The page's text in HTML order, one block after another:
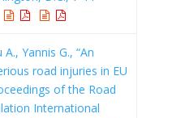
Yannis G., “An
road injuries in EU
of the Road
International